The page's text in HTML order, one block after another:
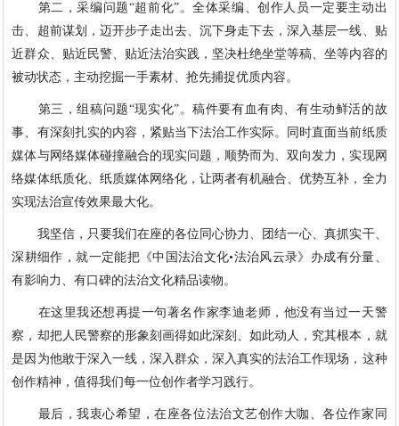
第二，采编问题“超前化”。全体采编、创作人员一定要主动出
击、超前谋划，迈开步子走出去、沉下身走下去，深入基层一线、贴
近群众、贴近民警、贴近法治实践，坚决杜绝坐堂等稿、坐等内容的
被动状态，主动挖掘一手素材、抢先捕捉优质内容。
第三，组稿问题“现实化”。稿件要有血有肉、有生动鲜活的故
事、有深刻扎实的内容，紧贴当下法治工作实际。同时直面当前纸质
媒体与网络媒体碰撞融合的现实问题，顺势而为、双向发力，实现网
络媒体纸质化、纸质媒体网络化，让两者有机融合、优势互补，全力
实现法治宣传效果最大化。
我坚信，只要我们在座的各位同心协力、团结一心、真抓实干、
深耕细作，就一定能把《中国法治文化•法治风云录》办成有分量、
有影响力、有口碑的法治文化精品读物。
在这里我还想再提一句著名作家李迪老师，他没有当过一天警
察，却把人民警察的形象刻画得如此深刻、如此动人，究其根本，就
是因为他敢于深入一线，深入群众，深入真实的法治工作现场，这种
创作精神，值得我们每一位创作者学习践行。
最后，我衷心希望，在座各位法治文艺创作大咖、各位作家同